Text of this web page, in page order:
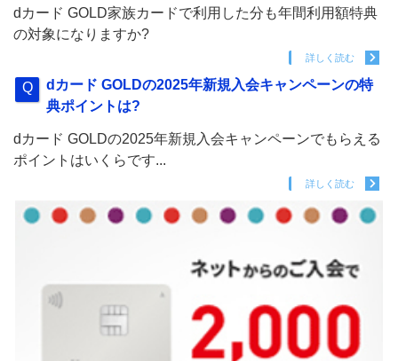
dカード GOLD家族カードで利用した分も年間利用額特典
の対象になりますか?
詳しく読む
dカード GOLDの2025年新規入会キャンペーンの特
典ポイントは?
dカード GOLDの2025年新規入会キャンペーンでもらえる
ポイントはいくらです...
詳しく読む